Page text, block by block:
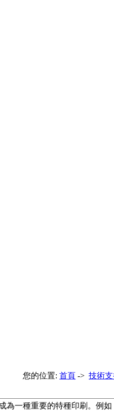
您的位置:首頁 ->技術
為一種重要的特種印刷。例如